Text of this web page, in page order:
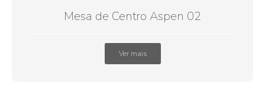
Mesa de Centro Aspen 02
Ver mais